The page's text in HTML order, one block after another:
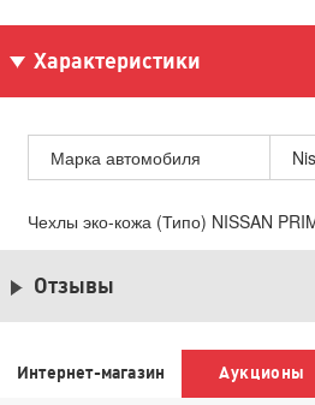
Характеристики
Марка автомобиля
Чехлы эко-кожа (Типо) NISSAN
Отзывы
Интернет-магазин Аукционы